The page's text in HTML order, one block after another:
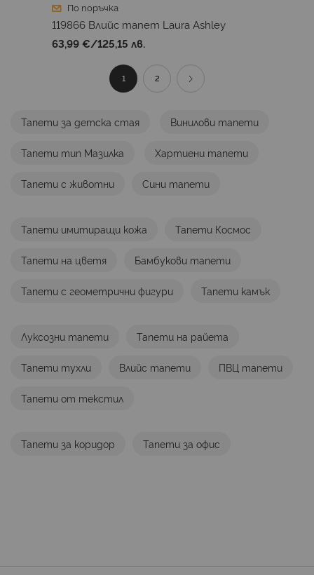
По поръчка
119866 Влийс тапет Laura Ashley
63,99 €/125,15 лв.
Страница
В1 Страница
2 Страница
Продължи
Тапети за детска стая Винилови тапети
Тапети тип Мазилка Хартиени тапети
Тапети с животни Сини тапети
Тапети имитиращи кожа Тапети Космос
Тапети на цветя Бамбукови тапети
Тапети с геометрични фигури Тапети камък
Луксозни тапети Тапети на райета
Тапети тухли Влийс тапети ПВЦ тапети
Тапети от текстил
Тапети за коридор Тапети за офис